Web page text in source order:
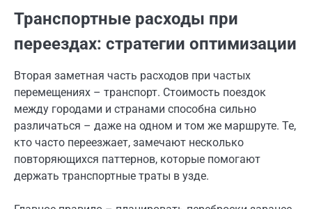
Транспортные расходы при
переездах: стратегии оптимизации
Вторая заметная часть расходов при частых
перемещениях – транспорт. Стоимость поездок
между городами и странами способна сильно
различаться – даже на одном и том же маршруте. Те,
кто часто переезжает, замечают несколько
повторяющихся паттернов, которые помогают
держать транспортные траты в узде.